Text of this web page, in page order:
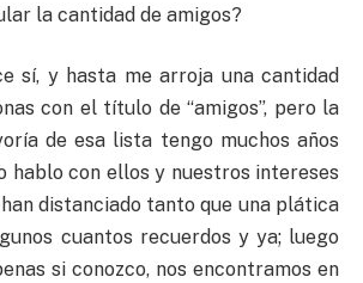
la cantidad de amigos?
sí, y hasta me arroja una cantidad
con el título de “amigos”, pero la
de esa lista tengo muchos años
hablo con ellos y nuestros intereses
distanciado tanto que una plática
cuantos recuerdos y ya; luego
si conozco, nos encontramos en